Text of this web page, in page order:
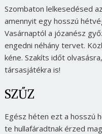
Szombaton lelkesedésed
amennyit egy hosszú
Vasárnaptól a józanész
engedni néhány tervet.
kéne. Szakíts időt
társasjátékra is!
SZŰZ
Egész héten ezt a hosszú
te hullafáradtnak érzed